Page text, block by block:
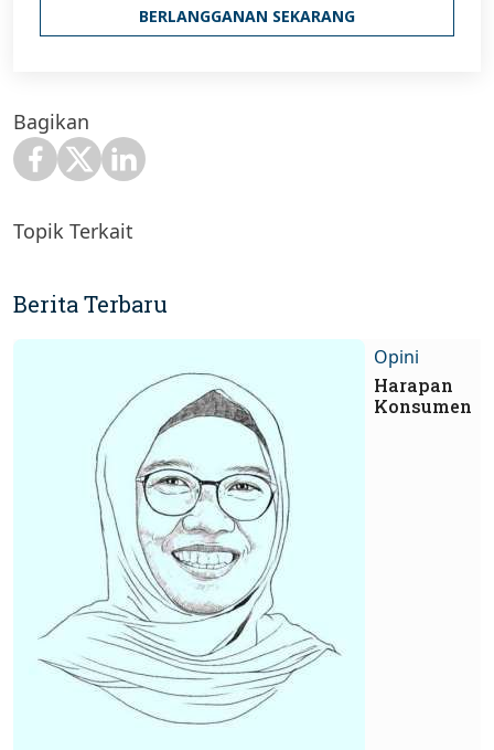
BERLANGGANAN SEKARANG
Bagikan
Topik Terkait
Berita Terbaru
Opini
Harapan
Konsumen